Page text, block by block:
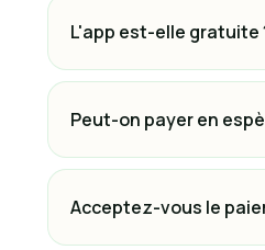
L'app est-elle gratuite
Peut-on payer en
Acceptez-vous le